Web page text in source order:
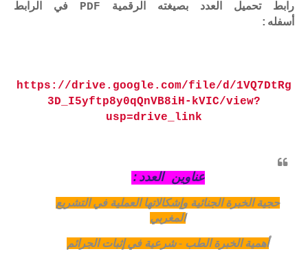
رابط تحميل العدد بصيغته الرقمية PDF في الرابط
أسفله:
https://drive.google.com/file/d/1VQ7DtRg
3D_I5yftp8y0qQnVB8iH-kVIC/view?
usp=drive_link
عناوين العدد:
حجية الخبرة الجنائية وإشكالاتها العملية في التشريع
المغربي
أهمية الخبرة الطب - شرعية في إثبات الجرائم